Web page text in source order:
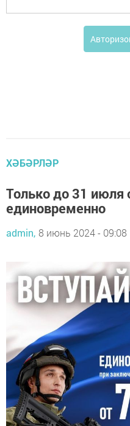
ХӘБӘРЛӘР
Только до 31 июля
единовременно
admin, 8 июнь 2024 - 09:08